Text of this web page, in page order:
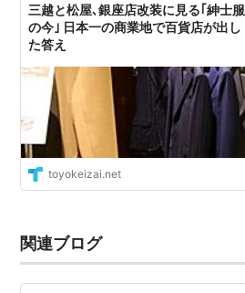
三越と松屋､銀座店改装に見る｢紳士服
の今｣ 日本一の商業地で百貨店が出し
た答え
toyokeizai.net
関連ブログ